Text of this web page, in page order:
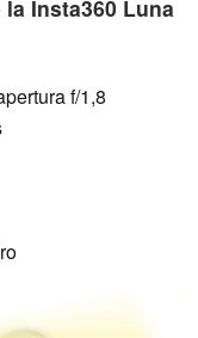
Insta360 Luna
f/1,8